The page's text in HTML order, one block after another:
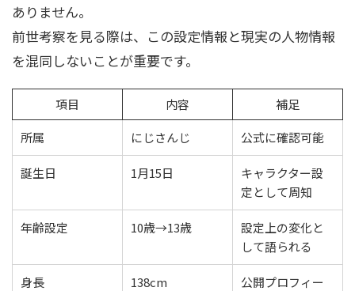
ありません。
前世考察を見る際は、この設定情報と現実の人物情報
を混同しないことが重要です。
項目 内容
補足
所属
にじさんじ 公式に確認可能
誕生日 1月15日
キャラクター設
定として周知
年齢設定 10歳→13歳
設定上の変化と
して語られる
身長 138cm
公開プロフィー